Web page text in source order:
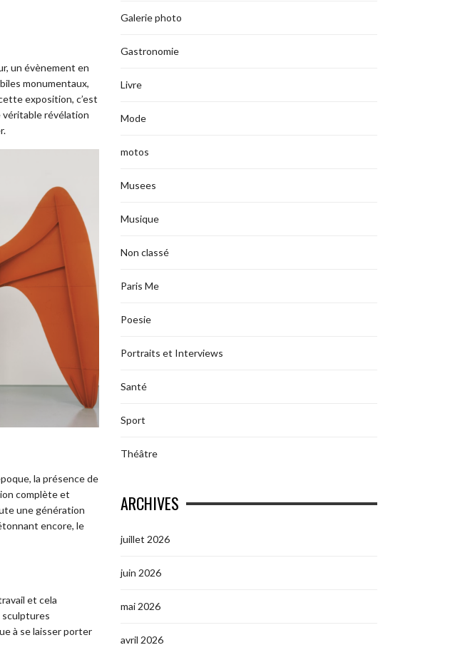
un évènement en
monumentaux,
exposition, c’est
véritable révélation
la présence de
complète et
une génération
encore, le
et cela
sculptures
à se laisser porter
Galerie photo
Gastronomie
Livre
Mode
motos
Musees
Musique
Non classé
Paris Me
Poesie
Portraits et Interviews
Santé
Sport
Théâtre
ARCHIVES
juillet 2026
juin 2026
mai 2026
avril 2026